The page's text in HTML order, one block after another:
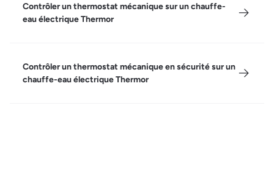
Contrôler un thermostat mécanique sur un chauffe-
eau électrique Thermor
Contrôler un thermostat mécanique en sécurité sur un
chauffe-eau électrique Thermor